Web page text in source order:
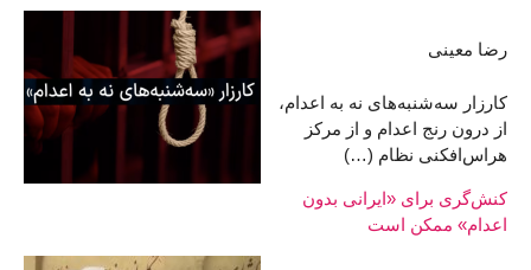
رضا معینی
کارزار سه‌شنبه‌های نه به اعدام،
از درون رنج اعدام و از مرکز
هراس‌افکنی نظام (…)
کنش‌گری برای «ایرانی بدون
اعدام» ممکن است